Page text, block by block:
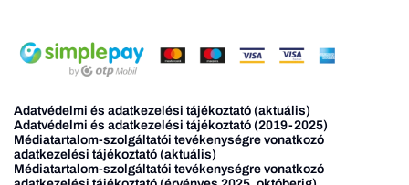
Adatvédelmi és adatkezelési tájékoztató (aktuális)
Adatvédelmi és adatkezelési tájékoztató (2019-2025)
Médiatartalom-szolgáltatói tevékenységre vonatkozó
adatkezelési tájékoztató (aktuális)
Médiatartalom-szolgáltatói tevékenységre vonatkozó